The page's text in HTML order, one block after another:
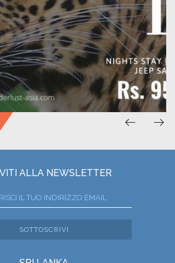
ALLA NEWSLETTER
SOTTOSCRIVI